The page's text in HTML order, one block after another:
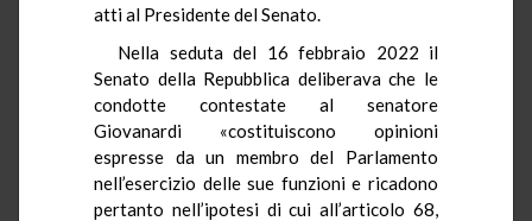
atti al Presidente del Senato.
Nella seduta del 16 febbraio 2022 il
Senato della Repubblica deliberava che le
condotte contestate al senatore
Giovanardi «costituiscono opinioni
espresse da un membro del Parlamento
nell’esercizio delle sue funzioni e ricadono
pertanto nell’ipotesi di cui all’articolo 68,